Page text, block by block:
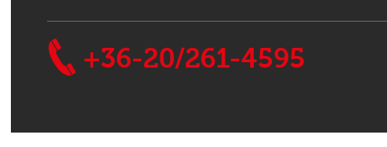
+36-20/261-4595